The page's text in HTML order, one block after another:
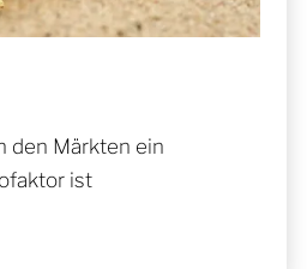
den Märkten ein
ist